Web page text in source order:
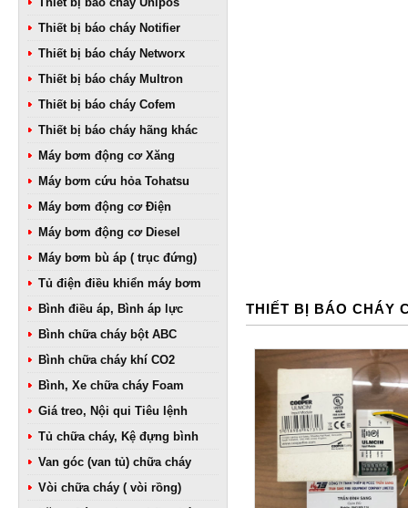
Thiết bị báo cháy Notifier
Thiết bị báo cháy Networx
Thiết bị báo cháy Multron
Thiết bị báo cháy Cofem
Thiết bị báo cháy hãng khác
Máy bơm động cơ Xăng
Máy bơm cứu hỏa Tohatsu
Máy bơm động cơ Điện
Máy bơm động cơ Diesel
Máy bơm bù áp ( trục đứng)
Tủ điện điều khiển máy bơm
Bình điều áp, Bình áp lực
Bình chữa cháy bột ABC
Bình chữa cháy khí CO2
Bình, Xe chữa cháy Foam
Giá treo, Nội qui Tiêu lệnh
Tủ chữa cháy, Kệ đựng bình
Van góc (van tủ) chữa cháy
Vòi chữa cháy ( vòi rồng)
THIẾT BỊ BÁO CHÁY